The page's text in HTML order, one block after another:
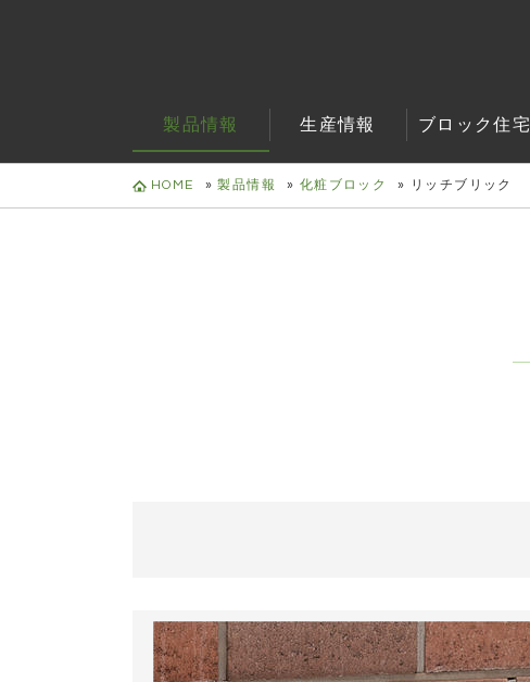
製品情報 生産情報 ブロック住宅
HOME »製品情報 » 化粧ブロック » リッチブリック